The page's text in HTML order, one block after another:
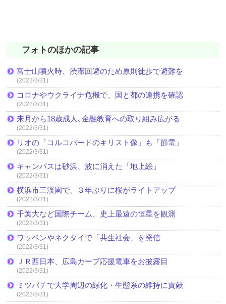
フォトのほかの記事
富士山噴火時、渋滞回避のため原則徒歩で避難を
(2022/3/31)
コロナやウクライナ危機で、国と都の連携を確認
(2022/3/31)
来月から18歳成人､金融教育への取り組み広がる
(2022/3/31)
リオの「コルコバードのキリスト像」も「節電」
(2022/3/31)
キャンバスは砂浜、波に消えた「地上絵」
(2022/3/31)
横浜市三渓園で、３年ぶりに桜がライトアップ
(2022/3/31)
千葉大など国際チーム、史上最遠の恒星を観測
(2022/3/31)
ワッペンやネクタイで「共生社会」を発信
(2022/3/31)
ＪＲ西日本、広島カープ応援電車をお披露目
(2022/3/31)
ミツバチで大学周辺の緑化・生態系の維持に貢献
(2022/3/31)